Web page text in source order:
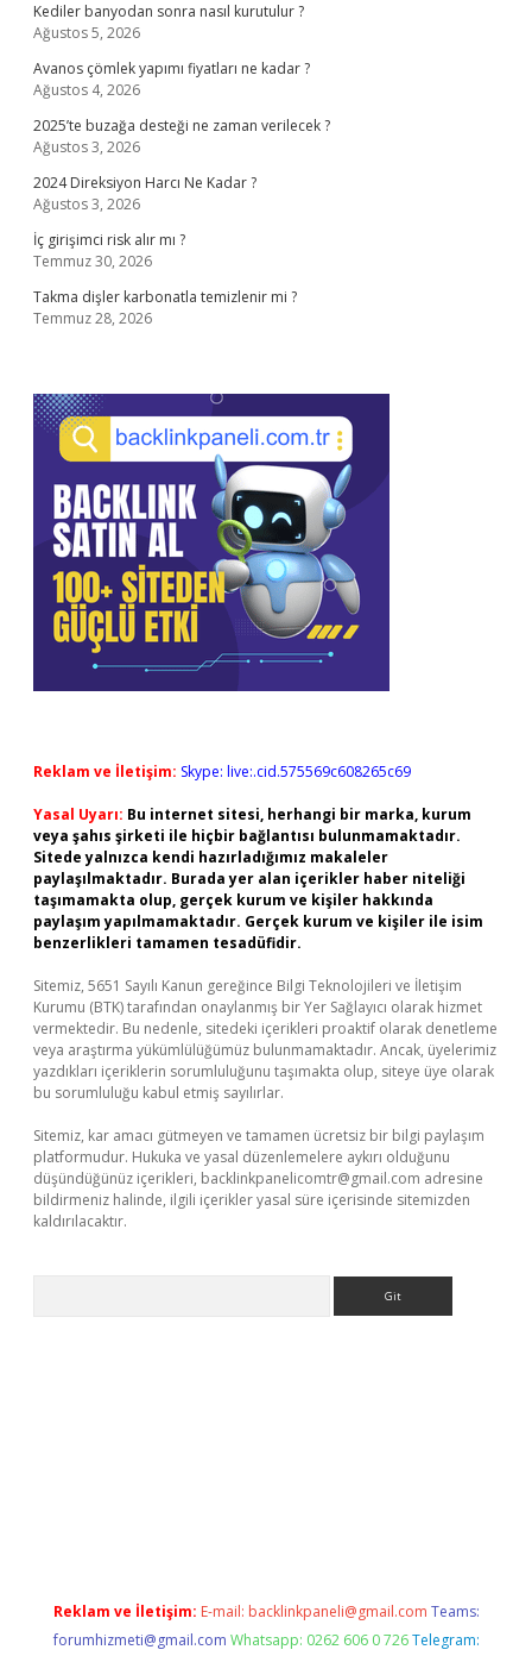
Kediler banyodan sonra nasıl kurutulur ?
Ağustos 5, 2026
Avanos çömlek yapımı fiyatları ne kadar ?
Ağustos 4, 2026
2025’te buzağa desteği ne zaman verilecek ?
Ağustos 3, 2026
2024 Direksiyon Harcı Ne Kadar ?
Ağustos 3, 2026
İç girişimci risk alır mı ?
Temmuz 30, 2026
Takma dişler karbonatla temizlenir mi ?
Temmuz 28, 2026
Reklam ve İletişim: Skype: live:.cid.575569c608265c69
Yasal Uyarı: Bu internet sitesi, herhangi bir marka, kurum
veya şahıs şirketi ile hiçbir bağlantısı bulunmamaktadır.
Sitede yalnızca kendi hazırladığımız makaleler
paylaşılmaktadır. Burada yer alan içerikler haber niteliği
taşımamakta olup, gerçek kurum ve kişiler hakkında
paylaşım yapılmamaktadır. Gerçek kurum ve kişiler ile isim
benzerlikleri tamamen tesadüfidir.
Sitemiz, 5651 Sayılı Kanun gereğince Bilgi Teknolojileri ve İletişim
Kurumu (BTK) tarafından onaylanmış bir Yer Sağlayıcı olarak hizmet
vermektedir. Bu nedenle, sitedeki içerikleri proaktif olarak denetleme
veya araştırma yükümlülüğümüz bulunmamaktadır. Ancak, üyelerimiz
yazdıkları içeriklerin sorumluluğunu taşımakta olup, siteye üye olarak
bu sorumluluğu kabul etmiş sayılırlar.
Sitemiz, kar amacı gütmeyen ve tamamen ücretsiz bir bilgi paylaşım
platformudur. Hukuka ve yasal düzenlemelere aykırı olduğunu
düşündüğünüz içerikleri, backlinkpanelicomtr@gmail.com adresine
bildirmeniz halinde, ilgili içerikler yasal süre içerisinde sitemizden
kaldırılacaktır.
Reklam ve İletişim: E-mail: backlinkpaneli@gmail.com Teams:
forumhizmeti@gmail.com Whatsapp: 0262 606 0 726 Telegram: